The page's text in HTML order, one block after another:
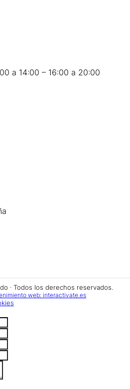
a 14:00 – 16:00 a 20:00
· Todos los derechos reservados.
web: interactivate.es